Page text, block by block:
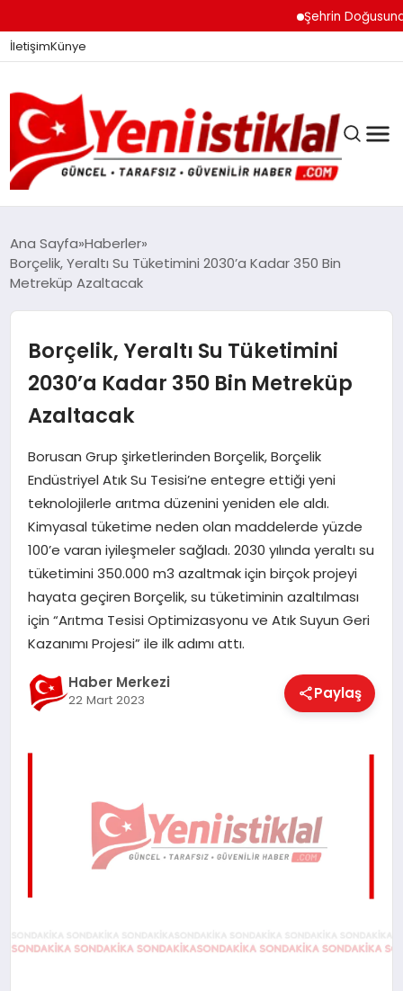
Şehrin Doğusundan
İletişimKünye
GÜNDEM
DÜNYA
EĞITIM
EKONOMI
MAGAZIN
SAĞLIK
SPOR
TEKNOLOJI
Ana Sayfa Haberler
Borçelik, Yeraltı Su Tüketimini 2030’a Kadar 350 Bin
Metreküp Azaltacak
Borçelik, Yeraltı Su Tüketimini
2030’a Kadar 350 Bin Metreküp
Azaltacak
Borusan Grup şirketlerinden Borçelik, Borçelik
Endüstriyel Atık Su Tesisi’ne entegre ettiği yeni
teknolojilerle arıtma düzenini yeniden ele aldı.
Kimyasal tüketime neden olan maddelerde yüzde
100’e varan iyileşmeler sağladı. 2030 yılında yeraltı su
tüketimini 350.000 m3 azaltmak için birçok projeyi
hayata geçiren Borçelik, su tüketiminin azaltılması
için “Arıtma Tesisi Optimizasyonu ve Atık Suyun Geri
Kazanımı Projesi” ile ilk adımı attı.
Haber Merkezi
22 Mart 2023 Paylaş